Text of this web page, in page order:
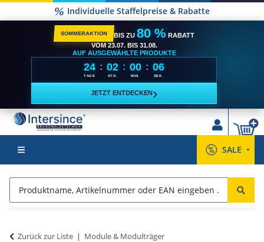
Individuelle Staffelpreise & Rabatte
SOMMERAKTION BIS ZU 80 % RABATT
VOM 23.07. BIS 31.08.
AUF AUSGEWÄHLTE PRODUKTE
24
TAGE
: 02
STD.
: 00
MIN.
: 06
SEK.
JETZT ENTDECKEN ›
SALE
Zurück zur Liste Module & Modulträger